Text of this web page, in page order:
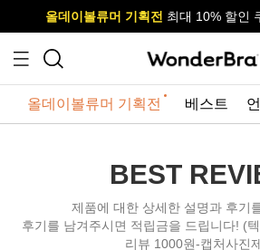
사이즈 무료 교환 서
올데이볼류머 기획전 최대 10% 할인
사이즈 무료 교환 서
올데이볼류머 기획전 최대 10% 할인
올데이볼류머 기획전 베스트
BEST
제품에 대한 상세한 설명과 후기
후기를 남겨주시면 적립금을 드립니다! (
리뷰 1000원-캡처사진